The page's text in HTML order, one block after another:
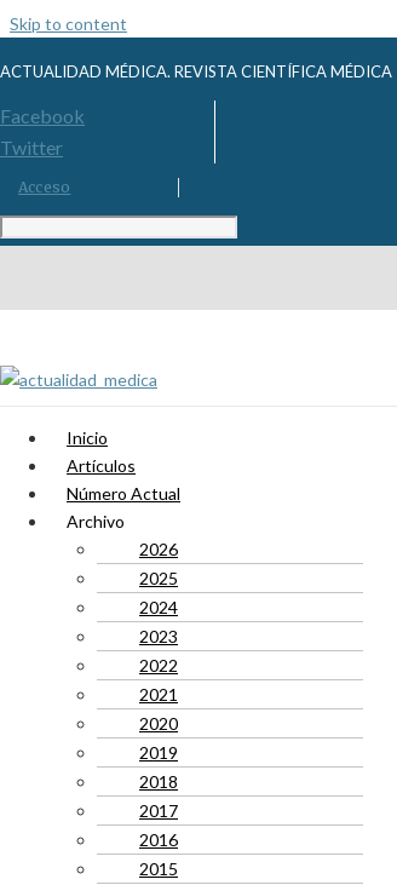
Skip to content
ACTUALIDAD MÉDICA. REVISTA CIENTÍFICA MÉDICA
Facebook
Twitter
Acceso
Inicio
Artículos
Número Actual
Archivo
2026
2025
2024
2023
2022
2021
2020
2019
2018
2017
2016
2015